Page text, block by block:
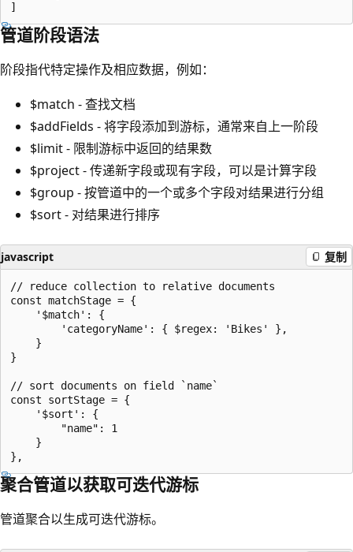
管道阶段语法
阶段指代特定操作及相应数据，例如：
$match - 查找文档
$addFields - 将字段添加到游标，通常来自上一阶段
$limit - 限制游标中返回的结果数
$project - 传递新字段或现有字段，可以是计算字段
$group - 按管道中的一个或多个字段对结果进行分组
$sort - 对结果进行排序
javascript 复制
// reduce collection to relative documents
const matchStage = {
    '$match': {
        'categoryName': { $regex: 'Bikes' },
    }
}
// sort documents on field `name`
const sortStage = {
    '$sort': {
        "name": 1
    }
聚合管道以获取可迭代游标
管道聚合以生成可迭代游标。